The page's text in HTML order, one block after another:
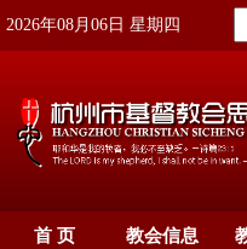
2026年08月06日 星期四
首 页 教会信息